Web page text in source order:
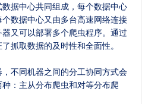
据中心共同组成，每个数据中心
数据中心又由多台高速网络连接
又可以部署多个爬虫程序。通过
抓取数据的及时性和全面性。
不同机器之间的分工协同方式会
：主从分布爬虫和对等分布爬